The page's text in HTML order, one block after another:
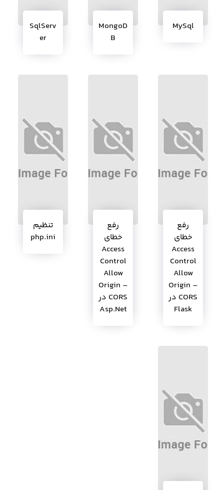
MySql
MongoD
B
SqlServ
er
رفع
خطای
Access
Control
Allow
Origin –
CORS در
Flask
رفع
خطای
Access
Control
Allow
Origin –
CORS در
Asp.Net
تنظیم
php.ini